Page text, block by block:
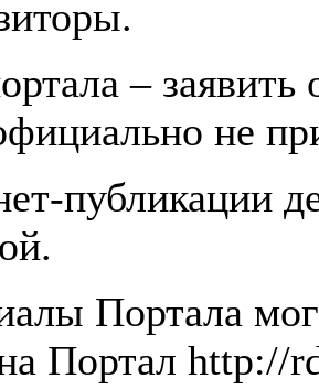
– заявить
не
публикации
Портала
Портал http://